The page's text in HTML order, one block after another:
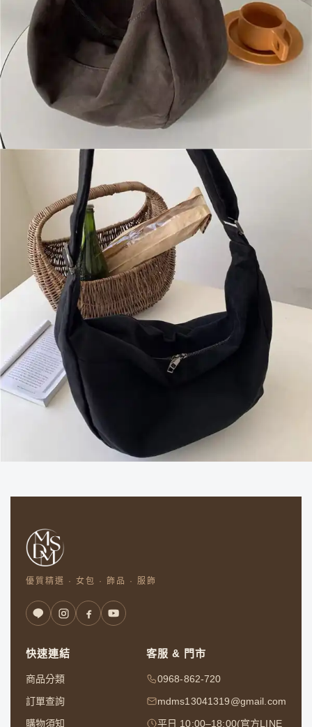
優質精選 · 女包 · 飾品 · 服飾
快速連結
商品分類
訂單查詢
購物須知
客服 & 門市
0968-862-720
mdms13041319@gmail.com
平日 10:00–18:00(官方LINE